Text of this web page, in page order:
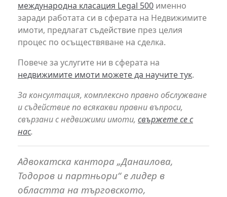
международна класация Legal 500 именно
заради работата си в сферата на Недвижимите
имоти, предлагат съдействие през целия
процес по осъществяване на сделка.
Повече за услугите ни в сферата на
недвижимите имоти можете да научите тук.
За консултация, комплексно правно обслужване
и съдействие по всякакви правни въпроси,
свързани с недвижими имоти, свържете се с
нас.
Адвокатска кантора „Данаилова,
Тодоров и партньори“ е лидер в
областта на търговското,